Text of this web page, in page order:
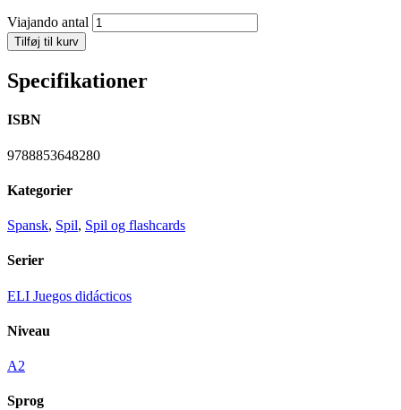
Viajando antal
Tilføj til kurv
Specifikationer
ISBN
9788853648280
Kategorier
Spansk, Spil, Spil og flashcards
Serier
ELI Juegos didácticos
Niveau
A2
Sprog